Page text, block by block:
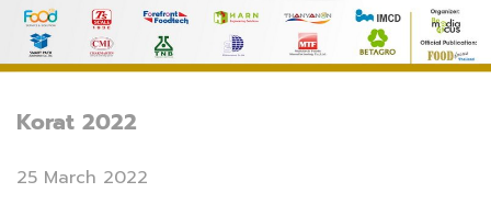
Korat 2022
25 March 2022